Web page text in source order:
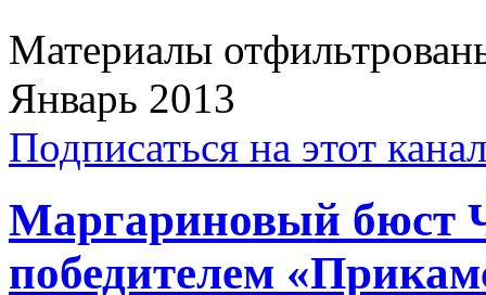
Материалы
Январь 2013
Подписаться на этот
Маргариновый бюст
победителем